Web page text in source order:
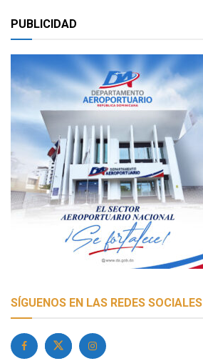
PUBLICIDAD
SÍGUENOS EN LAS REDES SOCIALES